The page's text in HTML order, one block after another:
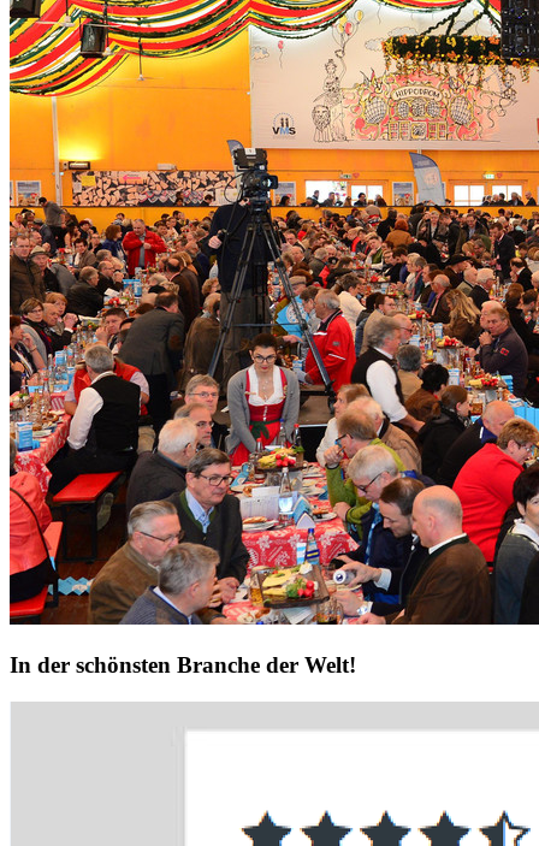
In der schönsten Branche der Welt!